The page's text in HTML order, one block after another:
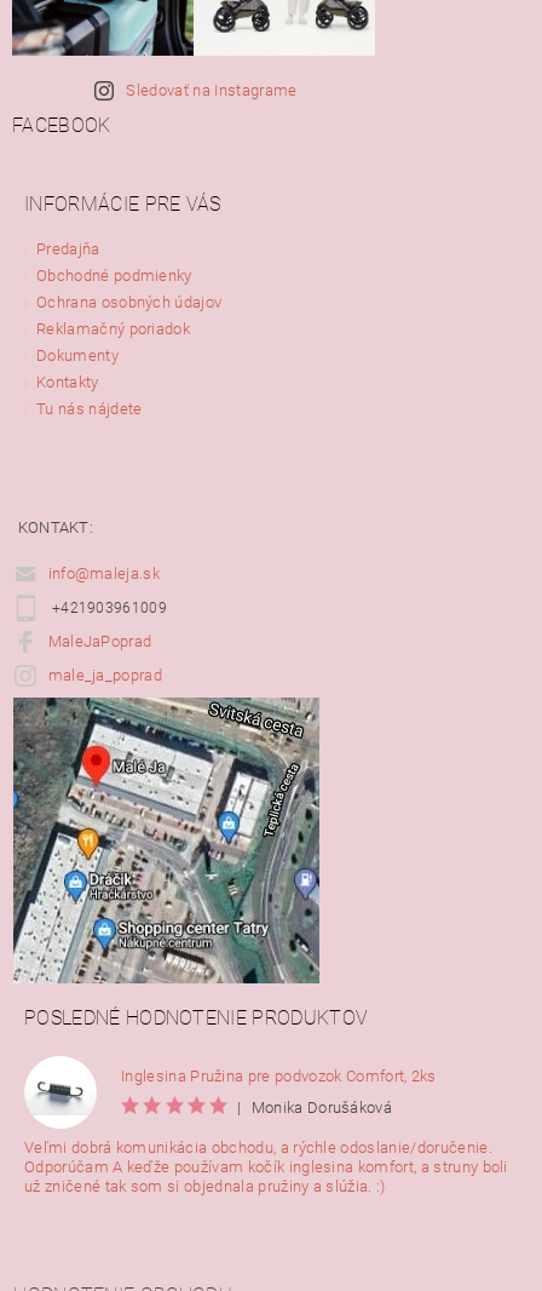
Sledovať na Instagrame
FACEBOOK
INFORMÁCIE PRE VÁS
Predajňa
Obchodné podmienky
Ochrana osobných údajov
Reklamačný poriadok
Dokumenty
Kontakty
Tu nás nájdete
KONTAKT:
info@maleja.sk
+421903961009
MaleJaPoprad
male_ja_poprad
POSLEDNÉ HODNOTENIE PRODUKTOV
Inglesina Pružina pre podvozok Comfort, 2ks
|
Monika Dorušáková
Veľmi dobrá komunikácia obchodu, a rýchle odoslanie/doručenie.
Odporúčam A keďže používam kočík inglesina komfort, a struny boli
už zničené tak som si objednala pružiny a slúžia. :)